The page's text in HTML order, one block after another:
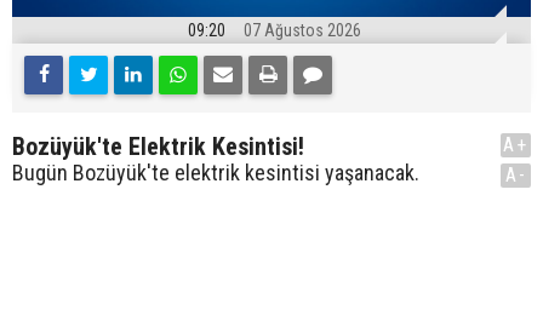
09:20 07 Ağustos 2026
Bozüyük'te Elektrik Kesintisi!
Bugün Bozüyük'te elektrik kesintisi yaşanacak.
A+
A-